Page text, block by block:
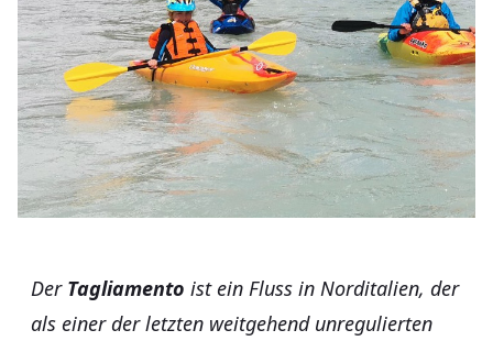
Der Tagliamento ist ein Fluss in Norditalien, der
als einer der letzten weitgehend unregulierten